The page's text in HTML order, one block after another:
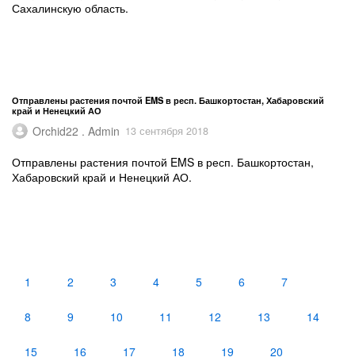
Сахалинскую область.
Отправлены растения почтой EMS в респ. Башкортостан, Хабаровский
край и Ненецкий АО
Orchid22 . Admin 13 сентября 2018
Отправлены растения почтой EMS в респ. Башкортостан,
Хабаровский край и Ненецкий АО.
1 2 3 4 5 6 7
8 9 10 11 12 13 14
15 16 17 18 19 20